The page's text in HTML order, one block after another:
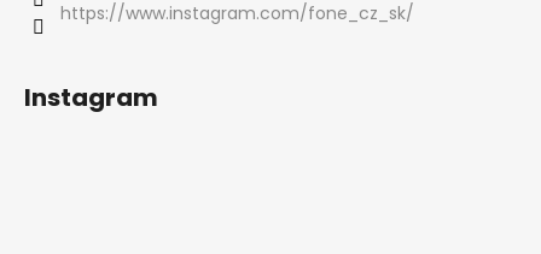
https://www.instagram.com/fone_cz_sk/
Instagram